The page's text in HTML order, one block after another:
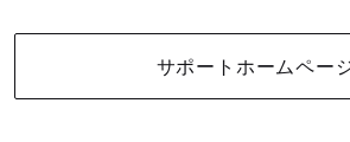
サポートホームペー